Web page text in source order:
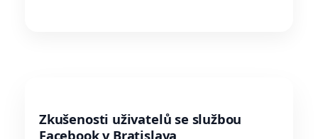
Zkušenosti uživatelů se službou
Facebook v Bratislava